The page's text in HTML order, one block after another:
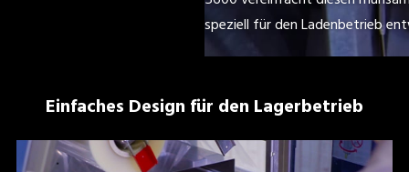
speziell für den Ladenbetrieb
Einfaches Design für den Lagerbetrieb